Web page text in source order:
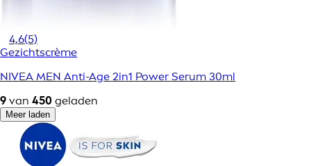
4,6(5)
Gezichtscrème
NIVEA MEN Anti-Age 2in1 Power Serum 30ml
9 van 450 geladen
Meer laden